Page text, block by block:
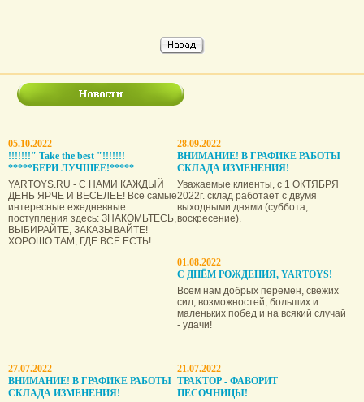
05.10.2022
!!!!!!!" Take the best "!!!!!!!
*****БЕРИ ЛУЧШЕЕ!*****
YARTOYS.RU - С НАМИ КАЖДЫЙ
ДЕНЬ ЯРЧЕ И ВЕСЕЛЕЕ! Все самые
интересные ежедневные
поступления здесь: ЗНАКОМЬТЕСЬ,
ВЫБИРАЙТЕ, ЗАКАЗЫВАЙТЕ!
ХОРОШО ТАМ, ГДЕ ВСЁ ЕСТЬ!
28.09.2022
ВНИМАНИЕ! В ГРАФИКЕ РАБОТЫ
СКЛАДА ИЗМЕНЕНИЯ!
Уважаемые клиенты, с 1 ОКТЯБРЯ
2022г. склад работает с двумя
выходными днями (суббота,
воскресение).
01.08.2022
С ДНЁМ РОЖДЕНИЯ, YARTOYS!
Всем нам добрых перемен, свежих
сил, возможностей, больших и
маленьких побед и на всякий случай
- удачи!
27.07.2022
ВНИМАНИЕ! В ГРАФИКЕ РАБОТЫ
СКЛАДА ИЗМЕНЕНИЯ!
21.07.2022
ТРАКТОР - ФАВОРИТ
ПЕСОЧНИЦЫ!